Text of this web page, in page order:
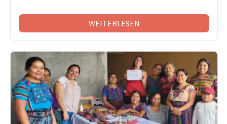
WEITERLESEN